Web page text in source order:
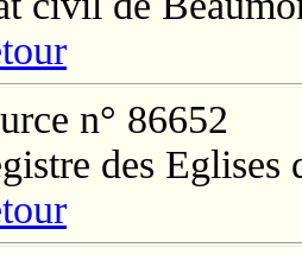
n° 86652
des Eglises